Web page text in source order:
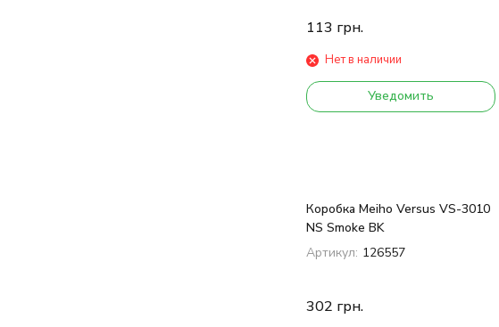
113 грн.
Нет в наличии
Уведомить
Коробка Meiho Versus VS-3010
NS Smoke BK
Артикул: 126557
302 грн.